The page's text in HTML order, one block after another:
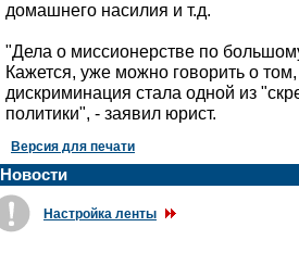
домашнего насилия и т.д.
"Дела о миссионерстве по
Кажется, уже можно говорить о
дискриминация стала одной из
политики", - заявил юрист.
Версия для печати
Новости
Настройка ленты